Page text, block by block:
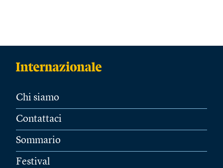
Chi siamo
Contattaci
Sommario
Festival